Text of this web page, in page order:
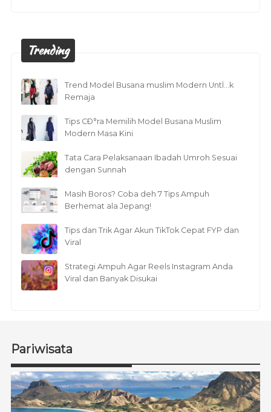
Trending
Trend Model Busana muslim Modern UntÏ…k
Remaja
Tips CÐ°ra Memilih Model Busana Muslim
Modern Masa Kini
Tata Cara Pelaksanaan Ibadah Umroh Sesuai
dengan Sunnah
Masih Boros? Coba deh 7 Tips Ampuh
Berhemat ala Jepang!
Tips dan Trik Agar Akun TikTok Cepat FYP dan
Viral
Strategi Ampuh Agar Reels Instagram Anda
Viral dan Banyak Disukai
Pariwisata